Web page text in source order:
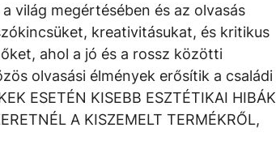
világ megértésében és az olvasás
kreativitásukat, és kritikus
ahol a jó és a rossz közötti
olvasási élmények erősítik a családi
ESETÉN KISEBB ESZTÉTIKAI HIBÁK
A KISZEMELT TERMÉKRŐL,